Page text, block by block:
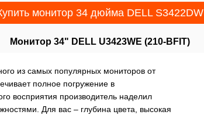
монитор 34 дюйма DELL S3422DW
Монитор 34" DELL U3423WE (210-BFIT)
из самых популярных мониторов от
полное погружение в
восприятия производитель наделил
Для вас – глубина цвета, высокая